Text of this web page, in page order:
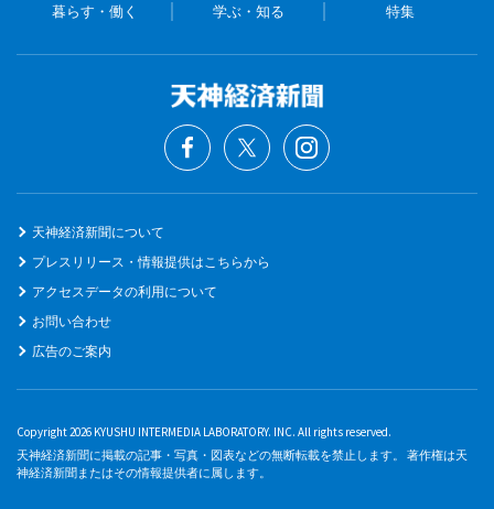
暮らす・働く 学ぶ・知る 特集
天神経済新聞について
プレスリリース・情報提供はこちらから
アクセスデータの利用について
お問い合わせ
広告のご案内
Copyright 2026 KYUSHU INTERMEDIA LABORATORY. INC. All rights reserved.
天神経済新聞に掲載の記事・写真・図表などの無断転載を禁止します。 著作権は天
神経済新聞またはその情報提供者に属します。